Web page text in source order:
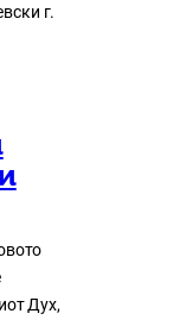
г.
Дух,